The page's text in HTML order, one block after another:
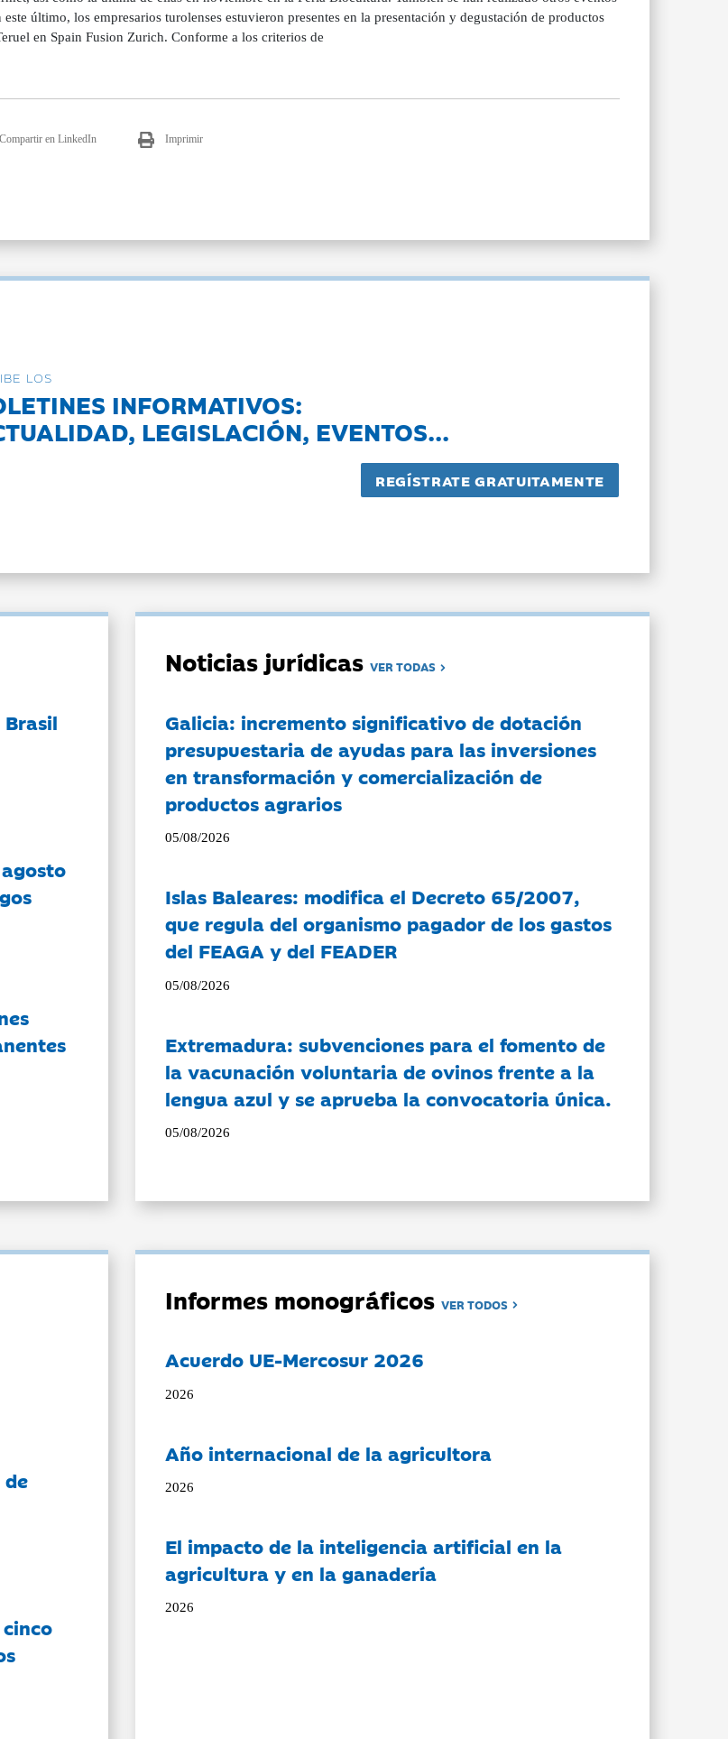
último, los empresarios turolenses estuvieron presentes en la presentación y degustación de productos
en Spain Fusion Zurich. Conforme a los criterios de
Compartir en LinkedIn Imprimir
LOS
INFORMATIVOS:
LEGISLACIÓN, EVENTOS...
Noticias jurídicasVER TODAS
Galicia: incremento significativo de dotación
presupuestaria de ayudas para las inversiones
en transformación y comercialización de
productos agrarios
05/08/2026
Islas Baleares: modifica el Decreto 65/2007,
que regula del organismo pagador de los gastos
del FEAGA y del FEADER
05/08/2026
Extremadura: subvenciones para el fomento de
la vacunación voluntaria de ovinos frente a la
lengua azul y se aprueba la convocatoria única.
05/08/2026
Informes monográficosVER TODOS
Acuerdo UE-Mercosur 2026
2026
Año internacional de la agricultora
2026
El impacto de la inteligencia artificial en la
agricultura y en la ganadería
2026